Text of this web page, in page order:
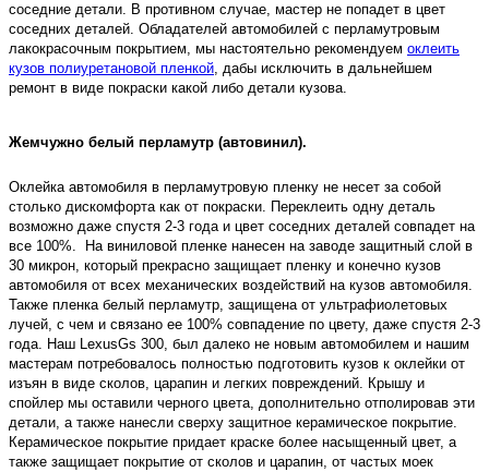
соседние детали. В противном случае, мастер не попадет в цвет
соседних деталей. Обладателей автомобилей с перламутровым
лакокрасочным покрытием, мы настоятельно рекомендуем оклеить
кузов полиуретановой пленкой, дабы исключить в дальнейшем
ремонт в виде покраски какой либо детали кузова.
Жемчужно белый перламутр (автовинил).
Оклейка автомобиля в перламутровую пленку не несет за собой
столько дискомфорта как от покраски. Переклеить одну деталь
возможно даже спустя 2-3 года и цвет соседних деталей совпадет на
все 100%. На виниловой пленке нанесен на заводе защитный слой в
30 микрон, который прекрасно защищает пленку и конечно кузов
автомобиля от всех механических воздействий на кузов автомобиля.
Также пленка белый перламутр, защищена от ультрафиолетовых
лучей, с чем и связано ее 100% совпадение по цвету, даже спустя 2-3
года. Наш LexusGs 300, был далеко не новым автомобилем и нашим
мастерам потребовалось полностью подготовить кузов к оклейки от
изъян в виде сколов, царапин и легких повреждений. Крышу и
спойлер мы оставили черного цвета, дополнительно отполировав эти
детали, а также нанесли сверху защитное керамическое покрытие.
Керамическое покрытие придает краске более насыщенный цвет, а
также защищает покрытие от сколов и царапин, от частых моек